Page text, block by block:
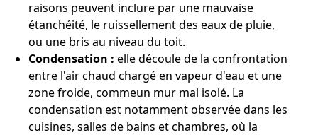
raisons peuvent inclure par une mauvaise
étanchéité, le ruissellement des eaux de pluie,
ou une bris au niveau du toit.
Condensation : elle découle de la confrontation
entre l'air chaud chargé en vapeur d'eau et une
zone froide, commeun mur mal isolé. La
condensation est notamment observée dans les
cuisines, salles de bains et chambres, où la